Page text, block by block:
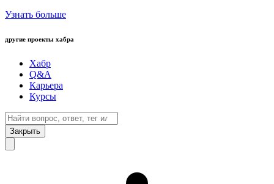
Узнать больше
другие проекты хабра
Хабр
Q&A
Карьера
Курсы
Закрыть